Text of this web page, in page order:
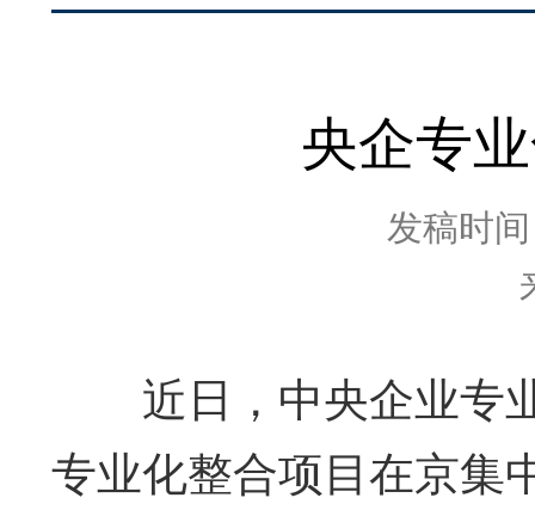
央企专
发稿时
近日，中央企业专
专业化整合项目在京集